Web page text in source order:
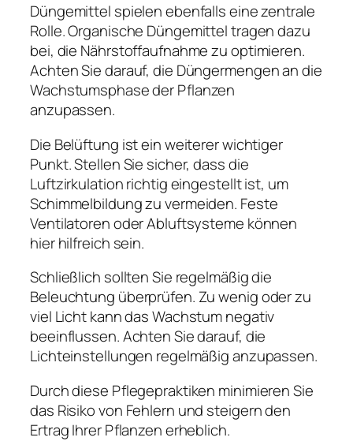
Düngemittel spielen ebenfalls eine zentrale
Rolle. Organische Düngemittel tragen dazu
bei, die Nährstoffaufnahme zu optimieren.
Achten Sie darauf, die Düngermengen an die
Wachstumsphase der Pflanzen
anzupassen.
Die Belüftung ist ein weiterer wichtiger
Punkt. Stellen Sie sicher, dass die
Luftzirkulation richtig eingestellt ist, um
Schimmelbildung zu vermeiden. Feste
Ventilatoren oder Abluftsysteme können
hier hilfreich sein.
Schließlich sollten Sie regelmäßig die
Beleuchtung überprüfen. Zu wenig oder zu
viel Licht kann das Wachstum negativ
beeinflussen. Achten Sie darauf, die
Lichteinstellungen regelmäßig anzupassen.
Durch diese Pflegepraktiken minimieren Sie
das Risiko von Fehlern und steigern den
Ertrag Ihrer Pflanzen erheblich.